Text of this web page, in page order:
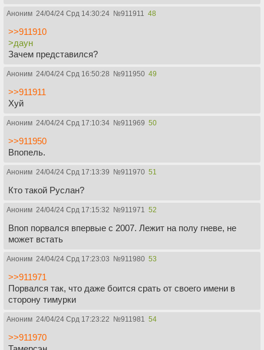
Аноним 24/04/24 Срд 14:30:24 №911911 48
>>911910
>даун
Зачем представился?
Аноним 24/04/24 Срд 16:50:28 №911950 49
>>911911
Хуй
Аноним 24/04/24 Срд 17:10:34 №911969 50
>>911950
Впопель.
Аноним 24/04/24 Срд 17:13:39 №911970 51
Кто такой Руслан?
Аноним 24/04/24 Срд 17:15:32 №911971 52
Впоп порвался впервые с 2007. Лежит на полу гневе, не
может встать
Аноним 24/04/24 Срд 17:23:03 №911980 53
>>911971
Порвался так, что даже боится срать от своего имени в
сторону тимурки
Аноним 24/04/24 Срд 17:23:22 №911981 54
>>911970